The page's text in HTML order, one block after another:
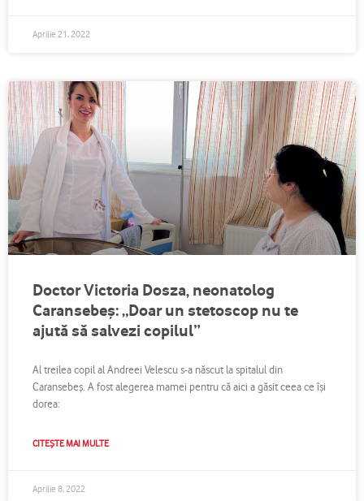
Aprilie 21, 2022
Doctor Victoria Dosza, neonatolog
Caransebeș: „Doar un stetoscop nu te
ajută să salvezi copilul”
Al treilea copil al Andreei Velescu s-a născut la spitalul din
Caransebeș. A fost alegerea mamei pentru că aici a găsit ceea ce își
dorea:
CITEȘTE MAI MULTE
Aprilie 8, 2022